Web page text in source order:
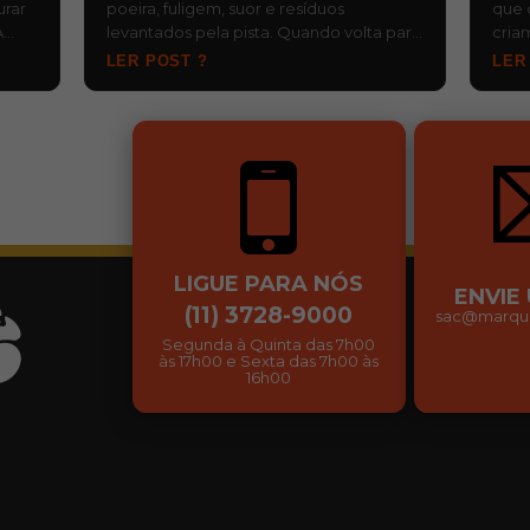
d…
poeira, fuligem, suor e resíduos
levantados pela pista. Quando volta para
o baú ainda molhada e fica esquecida,…
LER POST ?
que
LIGUE PARA NÓS
(11) 3728-9000
Segunda à Quinta das 7h00
às 17h00 e Sexta das 7h00 às
16h00
ENVIE